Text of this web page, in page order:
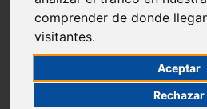
comprender de donde
visitantes.
Aceptar
Rechazar
La apicectomía es la intervención
infección del hueso y cerrar el
punta de la raíz para que no se repita